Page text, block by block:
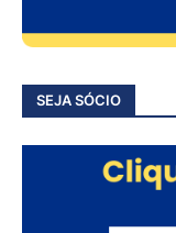
SEJA SÓCIO